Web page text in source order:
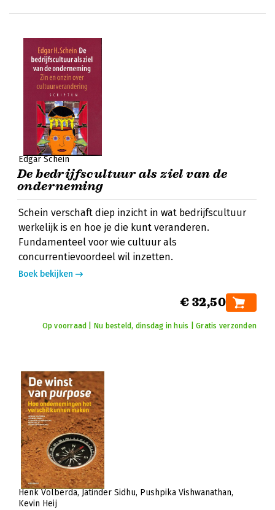
Edgar Schein
De bedrijfscultuur als ziel van de
onderneming
Schein verschaft diep inzicht in wat bedrijfscultuur
werkelijk is en hoe je die kunt veranderen.
Fundamenteel voor wie cultuur als
concurrentievoordeel wil inzetten.
Boek bekijken
€ 32,50
Op voorraad | Nu besteld, dinsdag in huis | Gratis verzonden
Henk Volberda Jatinder Sidhu Pushpika Vishwanathan
Kevin Heij